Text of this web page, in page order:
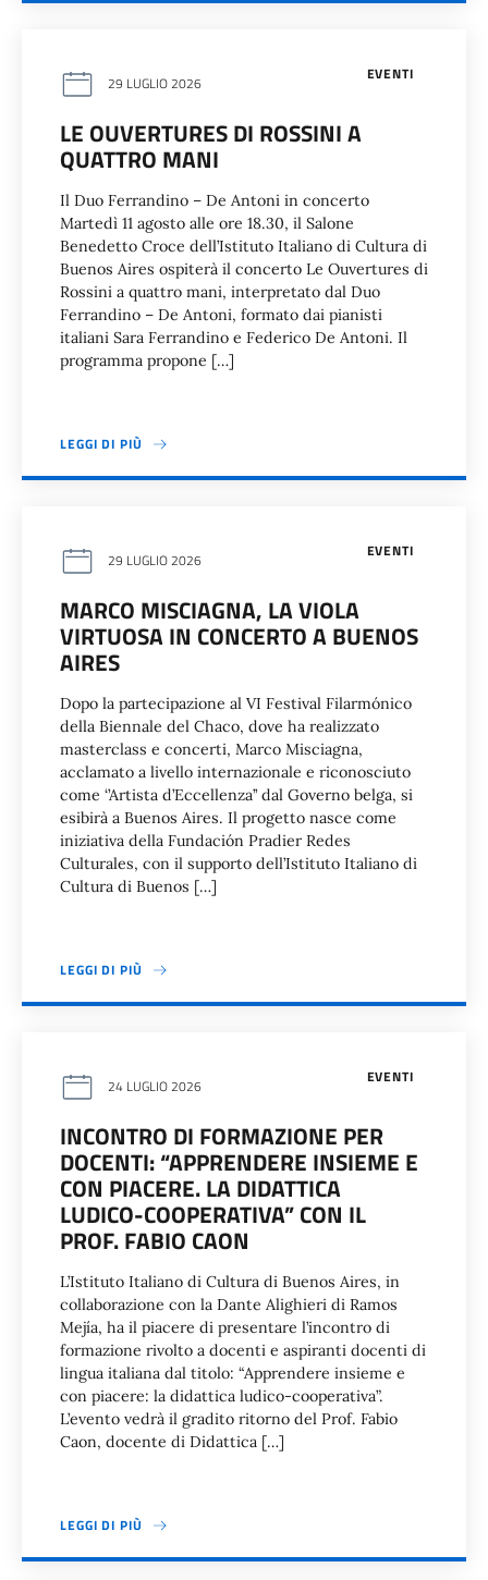
EVENTI
29 LUGLIO 2026
LE OUVERTURES DI ROSSINI A
QUATTRO MANI
Il Duo Ferrandino – De Antoni in concerto
Martedì 11 agosto alle ore 18.30, il Salone
Benedetto Croce dell’Istituto Italiano di Cultura di
Buenos Aires ospiterà il concerto Le Ouvertures di
Rossini a quattro mani, interpretato dal Duo
Ferrandino – De Antoni, formato dai pianisti
italiani Sara Ferrandino e Federico De Antoni. Il
programma propone […]
LEGGI DI PIÙ
EVENTI
29 LUGLIO 2026
MARCO MISCIAGNA, LA VIOLA
VIRTUOSA IN CONCERTO A BUENOS
AIRES
Dopo la partecipazione al VI Festival Filarmónico
della Biennale del Chaco, dove ha realizzato
masterclass e concerti, Marco Misciagna,
acclamato a livello internazionale e riconosciuto
come ‘’Artista d’Eccellenza’’ dal Governo belga, si
esibirà a Buenos Aires. Il progetto nasce come
iniziativa della Fundación Pradier Redes
Culturales, con il supporto dell’Istituto Italiano di
Cultura di Buenos […]
LEGGI DI PIÙ
EVENTI
24 LUGLIO 2026
INCONTRO DI FORMAZIONE PER
DOCENTI: “APPRENDERE INSIEME E
CON PIACERE. LA DIDATTICA
LUDICO-COOPERATIVA” CON IL
PROF. FABIO CAON
L’Istituto Italiano di Cultura di Buenos Aires, in
collaborazione con la Dante Alighieri di Ramos
Mejía, ha il piacere di presentare l’incontro di
formazione rivolto a docenti e aspiranti docenti di
lingua italiana dal titolo: “Apprendere insieme e
con piacere: la didattica ludico-cooperativa”.
L’evento vedrà il gradito ritorno del Prof. Fabio
Caon, docente di Didattica […]
LEGGI DI PIÙ